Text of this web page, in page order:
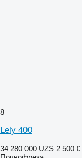
8
Lely 400
34 280 000 UZS 2 500 €